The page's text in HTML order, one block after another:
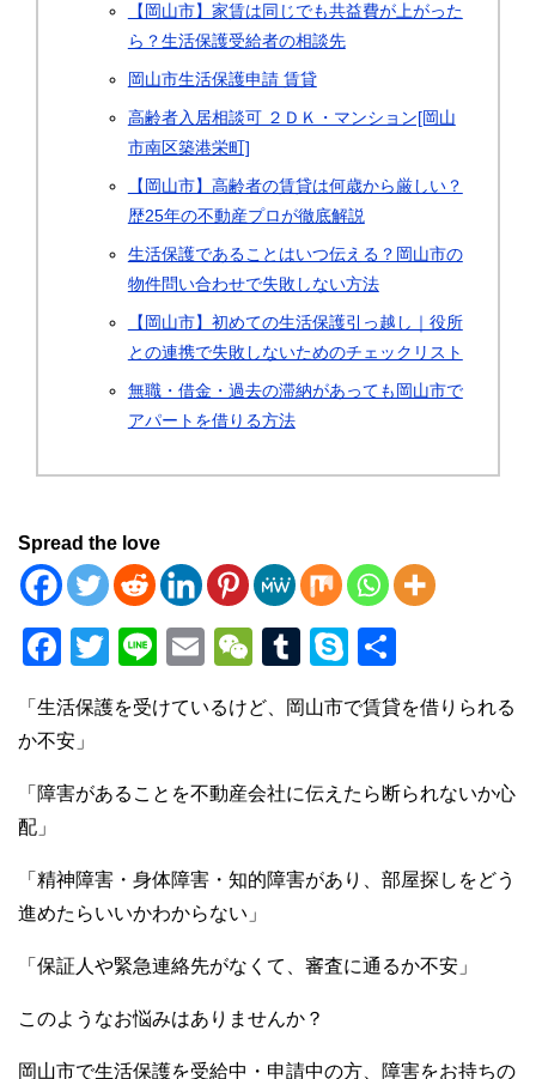
【岡山市】家賃は同じでも共益費が上がった
ら？生活保護受給者の相談先
岡山市生活保護申請 賃貸
高齢者入居相談可 ２ＤＫ・マンション[岡山
市南区築港栄町]
【岡山市】高齢者の賃貸は何歳から厳しい？
歴25年の不動産プロが徹底解説
生活保護であることはいつ伝える？岡山市の
物件問い合わせで失敗しない方法
【岡山市】初めての生活保護引っ越し｜役所
との連携で失敗しないためのチェックリスト
無職・借金・過去の滞納があっても岡山市で
アパートを借りる方法
Spread the love
F
c
e
b
o
k
T
tt
Li
e
E
ail
W
C
at
T
u
m
r
S
p
「生活保護を受けているけど、岡山市で賃貸を借りられる
か不安」
「障害があることを不動産会社に伝えたら断られないか心
配」
「精神障害・身体障害・知的障害があり、部屋探しをどう
進めたらいいかわからない」
「保証人や緊急連絡先がなくて、審査に通るか不安」
このようなお悩みはありませんか？
岡山市で生活保護を受給中・申請中の方、障害をお持ちの